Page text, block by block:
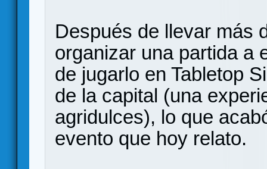
Después de llevar más
organizar una partida a
de jugarlo en Tabletop
de la capital (una
agridulces), lo que
evento que hoy relato.